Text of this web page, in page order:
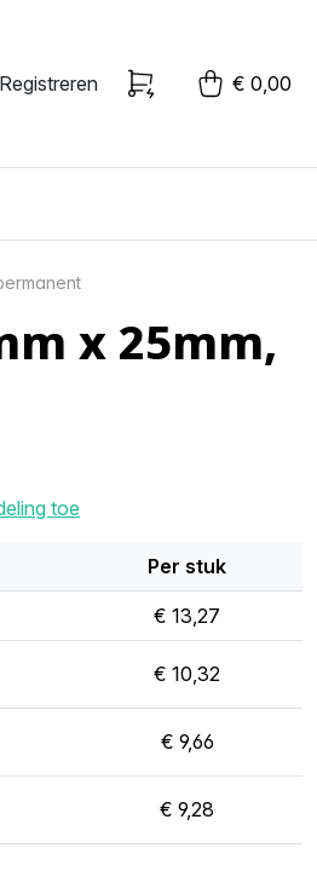
Registreren € 0,00
x 25mm,
toe
Per stuk
€ 13,27
€ 10,32
€ 9,66
€ 9,28